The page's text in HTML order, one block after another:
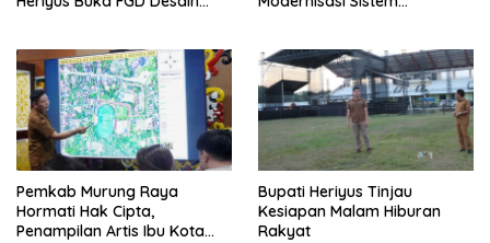
Pemkab Murung Raya
Hormati Hak Cipta,
Penampilan Artis Ibu Kota
Bupati Heriyus Tinjau
Kesiapan Malam Hiburan
Rakyat